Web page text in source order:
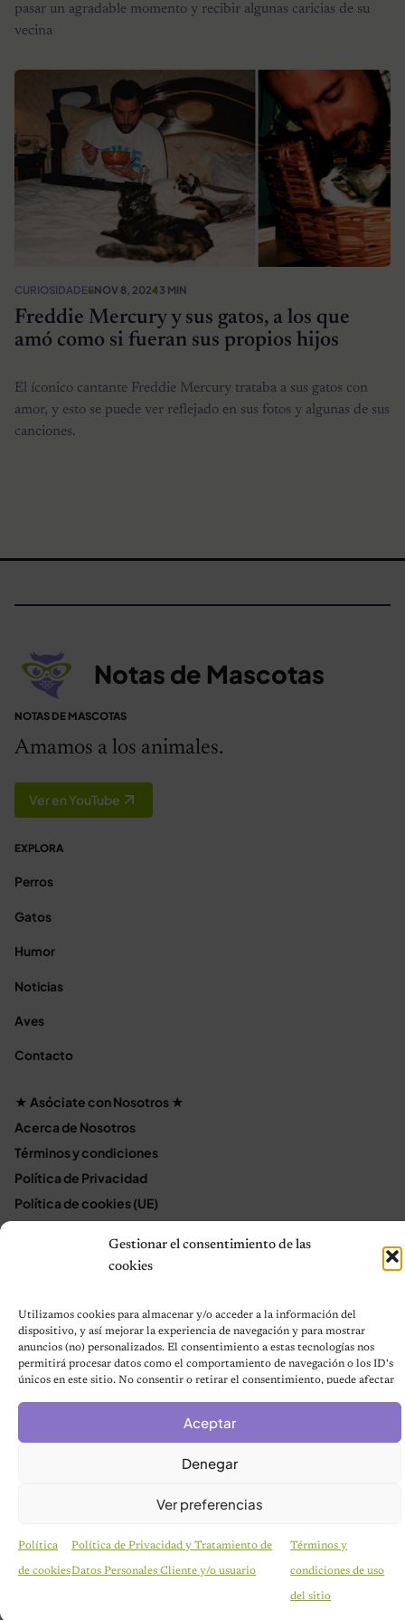
Gestionar el consentimiento de las
cookies
Utilizamos cookies para almacenar y/o acceder a la información del
dispositivo, y así mejorar la experiencia de navegación y para mostrar
anuncios (no) personalizados. El consentimiento a estas tecnologías nos
permitirá procesar datos como el comportamiento de navegación o los ID's
únicos en este sitio. No consentir o retirar el consentimiento, puede afectar
Aceptar
Denegar
Ver preferencias
Política
de cookies
Política de Privacidad y Tratamiento de
Datos Personales Cliente y/o usuario
Términos y
condiciones de uso
del sitio
pasar un agradable momento y recibir algunas caricias de su
vecina
CURIOSIDADESNOV 8, 20243 MIN
Freddie Mercury y sus gatos, a los que
amó como si fueran sus propios hijos
El íconico cantante Freddie Mercury trataba a sus gatos con
amor, y esto se puede ver reflejado en sus fotos y algunas de sus
canciones.
Notas de Mascotas
NOTAS DE MASCOTAS
Amamos a los animales.
Ver en YouTube
EXPLORA
Perros
Gatos
Humor
Noticias
Aves
Contacto
★ Asóciate con Nosotros ★
Acerca de Nosotros
Términos y condiciones
Política de Privacidad
Política de cookies (UE)
© 2026 Notas de Mascotas
Política de privacidad